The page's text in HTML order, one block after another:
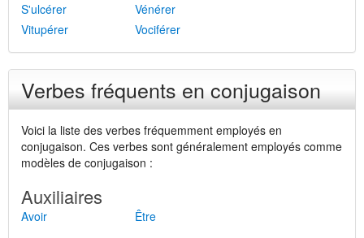
S'ulcérer
Vénérer
Vitupérer
Vociférer
Verbes fréquents en conjugaison
Voici la liste des verbes fréquemment employés en
conjugaison. Ces verbes sont généralement employés comme
modèles de conjugaison :
Auxiliaires
Avoir Être